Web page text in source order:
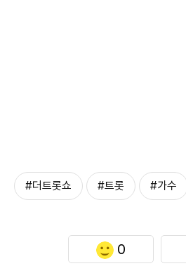
#더트롯쇼 #트롯 #가수
0